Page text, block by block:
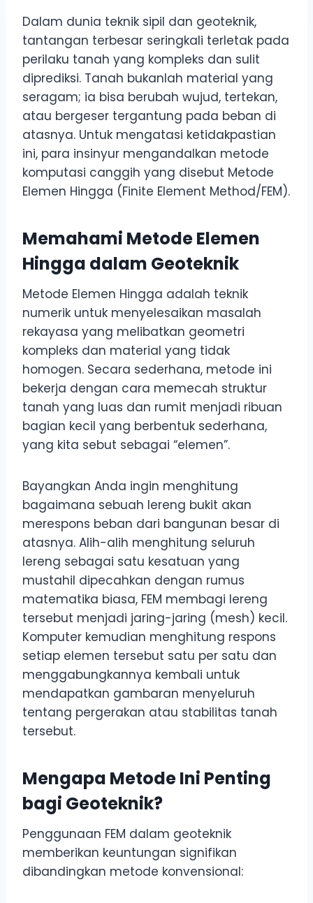
Dalam dunia teknik sipil dan geoteknik,
tantangan terbesar seringkali terletak pada
perilaku tanah yang kompleks dan sulit
diprediksi. Tanah bukanlah material yang
seragam; ia bisa berubah wujud, tertekan,
atau bergeser tergantung pada beban di
atasnya. Untuk mengatasi ketidakpastian
ini, para insinyur mengandalkan metode
komputasi canggih yang disebut Metode
Elemen Hingga (Finite Element Method/FEM).
Memahami Metode Elemen
Hingga dalam Geoteknik
Metode Elemen Hingga adalah teknik
numerik untuk menyelesaikan masalah
rekayasa yang melibatkan geometri
kompleks dan material yang tidak
homogen. Secara sederhana, metode ini
bekerja dengan cara memecah struktur
tanah yang luas dan rumit menjadi ribuan
bagian kecil yang berbentuk sederhana,
yang kita sebut sebagai “elemen”.
Bayangkan Anda ingin menghitung
bagaimana sebuah lereng bukit akan
merespons beban dari bangunan besar di
atasnya. Alih-alih menghitung seluruh
lereng sebagai satu kesatuan yang
mustahil dipecahkan dengan rumus
matematika biasa, FEM membagi lereng
tersebut menjadi jaring-jaring (mesh) kecil.
Komputer kemudian menghitung respons
setiap elemen tersebut satu per satu dan
menggabungkannya kembali untuk
mendapatkan gambaran menyeluruh
tentang pergerakan atau stabilitas tanah
tersebut.
Mengapa Metode Ini Penting
bagi Geoteknik?
Penggunaan FEM dalam geoteknik
memberikan keuntungan signifikan
dibandingkan metode konvensional: